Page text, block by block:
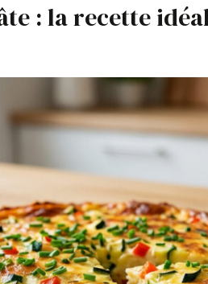
: la recette